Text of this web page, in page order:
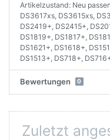
Artikelzustand: Neu
DS3617xs, DS3615xs,
DS2419+, DS2415+,
DS1819+, DS1817+,
DS1621+, DS1618+,
DS1513+, DS718+,
Bewertungen 0
Zuletzt